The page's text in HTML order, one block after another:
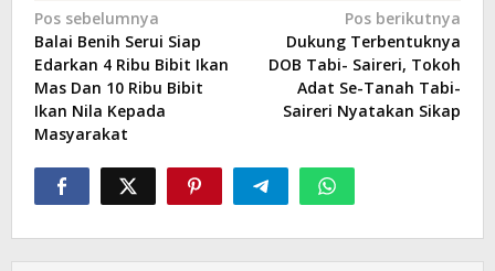
Navigasi
pos
Pos sebelumnya
Balai Benih Serui Siap
Edarkan 4 Ribu Bibit Ikan
Mas Dan 10 Ribu Bibit
Ikan Nila Kepada
Masyarakat
Pos berikutnya
Dukung Terbentuknya
DOB Tabi- Saireri, Tokoh
Adat Se-Tanah Tabi-
Saireri Nyatakan Sikap